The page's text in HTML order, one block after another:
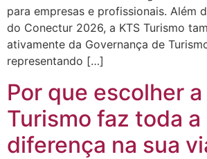
para empresas e profissionais. Além
do Conectur 2026, a KTS Turismo
ativamente da Governança de
representando […]
Por que escolher a
Turismo faz toda a
diferença na sua